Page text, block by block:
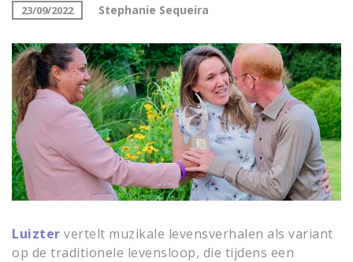
23/09/2022 Stephanie Sequeira
Luizter vertelt muzikale levensverhalen als variant
op de traditionele levensloop, die tijdens een